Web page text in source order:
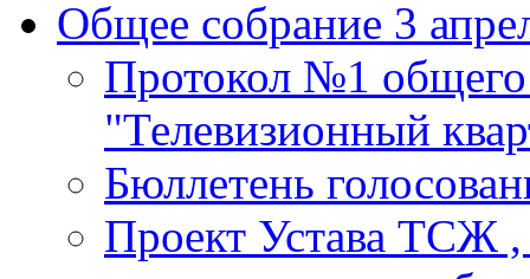
Общее собрание 3
Протокол №1
"Телевизионный
Бюллетень
Проект Устава ТСЖ